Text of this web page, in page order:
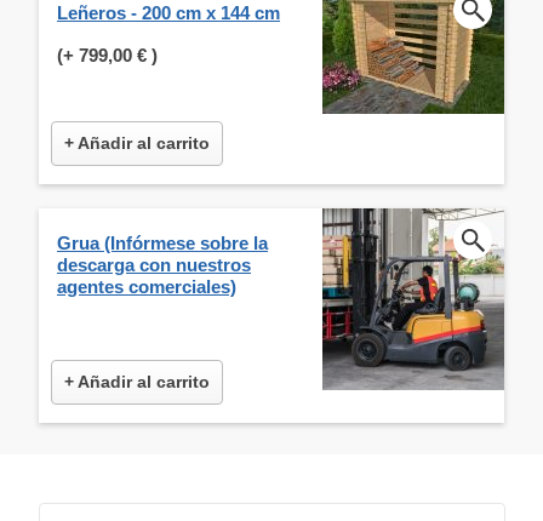
Leñeros - 200 cm x 144 cm
(+ 799,00 € )
+ Añadir al carrito
Grua (Infórmese sobre la
descarga con nuestros
agentes comerciales)
+ Añadir al carrito